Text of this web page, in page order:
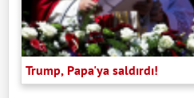
Trump, Papa'ya saldırdı!